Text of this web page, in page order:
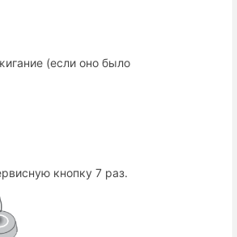
(если оно было
кнопку 7 раз.